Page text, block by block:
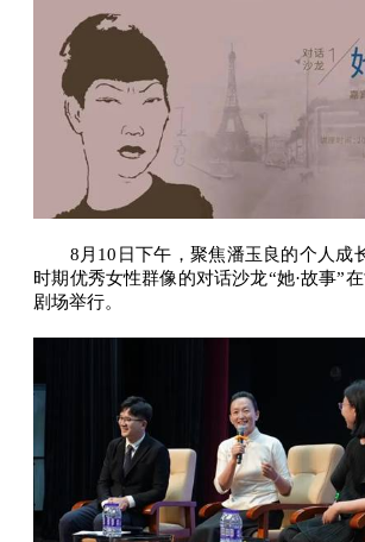
8月10日下午，聚焦潘玉良的个人成
时期优秀女性群像的对话沙龙“她·故事”
剧场举行。